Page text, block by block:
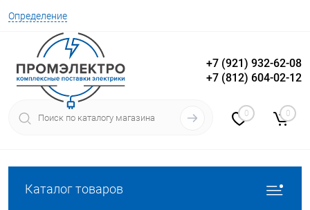
Определение
Вход Регистрация
+7 (921) 932-62-08
+7 (812) 604-02-12
0 0
Каталог товаров